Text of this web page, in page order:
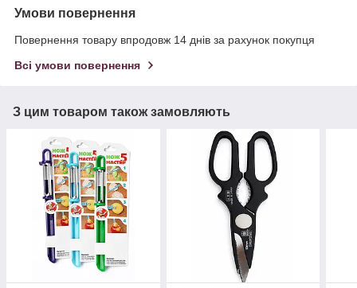
Умови повернення
Повернення товару впродовж 14 днів за рахунок покупця
Всі умови повернення
З цим товаром також замовляють